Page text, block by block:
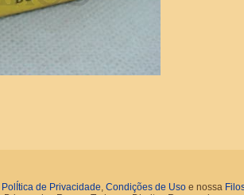
PolÍtica de Privacidade, Condições de Uso e nossa